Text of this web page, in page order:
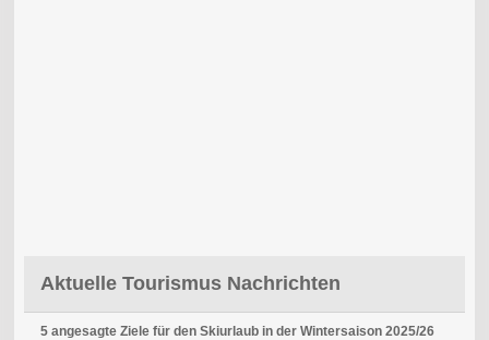
Aktuelle Tourismus Nachrichten
5 angesagte Ziele für den Skiurlaub in der Wintersaison 2025/26